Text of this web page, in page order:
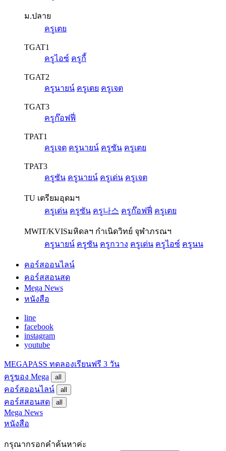
ม.ปลาย
ครูเตย
TGAT1
ครูไอซ์ ครูกี้
TGAT2
ครูนายน์ ครูเตย ครูเจต
TGAT3
ครูก๊อฟฟี่
TPAT1
ครูเจต ครูนายน์ ครูซัน ครูเตย
TPAT3
ครูซัน ครูนายน์ ครูเด่น ครูเจต
TU เตรียมอุดมฯ
ครูเด่น ครูซัน ครู나스 ครูก๊อฟฟี่ ครูเตย
MWIT/KVISมหิดลฯ กำเนิดวิทย์ จุฬาภรณฯ
ครูนายน์ ครูซัน ครูกวาง ครูเด่น ครูไอซ์ ครูนน
คอร์สออนไลน์
คอร์สสอนสด
Mega News
หนังสือ
line
facebook
instagram
youtube
MEGAPASS ทดลองเรียนฟรี 3 วัน
ครูของ Mega
all
คอร์สออนไลน์ all
คอร์สสอนสด all
Mega News
หนังสือ
กรุณากรอกคำค้นหาค่ะ